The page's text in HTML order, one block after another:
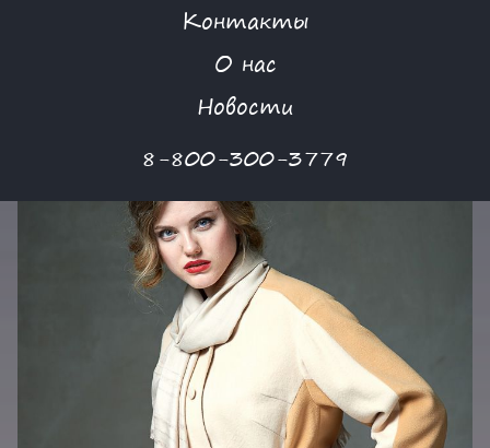
Контакты
О нас
Новости
8-800-300-3779